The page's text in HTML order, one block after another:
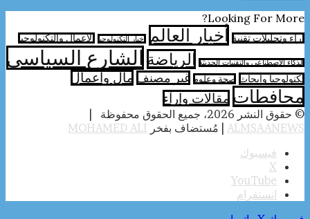
Looking For More?
آراء وتحليلات تقنية أخبار العالم اخبار التكنولوجيا الأعمال والتكنولوجيا
الذكاء الاصطناعي والتقنيات الحديثة الرياضة الشارع السياسي
تكنولوجيا وابحاث صحة وعلوم غير مصنف مال واعمال
محافطات مقالات وارآء
© حقوق النشر 2026، جميع الحقوق محفوظة |
ALMSAANEWS | مُستضاف بفخر MOHAMED ALI
فيسبوك
‫X
‫YouTube
انستقرام